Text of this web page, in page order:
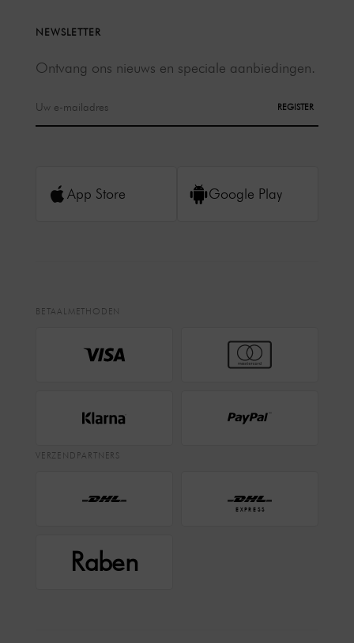
NEWSLETTER
Ontvang ons nieuws en speciale aanbiedingen.
REGISTER
App Store Google Play
BETAALMETHODEN
VERZENDPARTNERS
EXPRESS
Raben